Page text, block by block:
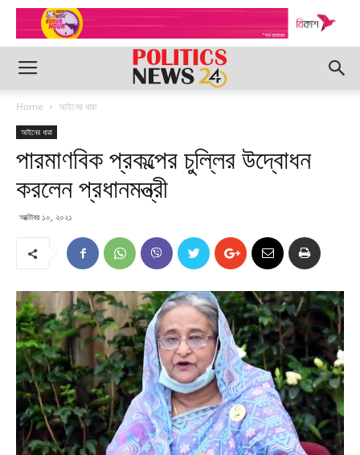
Home আইনের ধারা
আইনের ধারা
পারমাণবিক প্রকল্পের চুল্লির উদ্বোধন
করলেন প্রধানমন্ত্রী
অক্টোবর ১০, ২০২১